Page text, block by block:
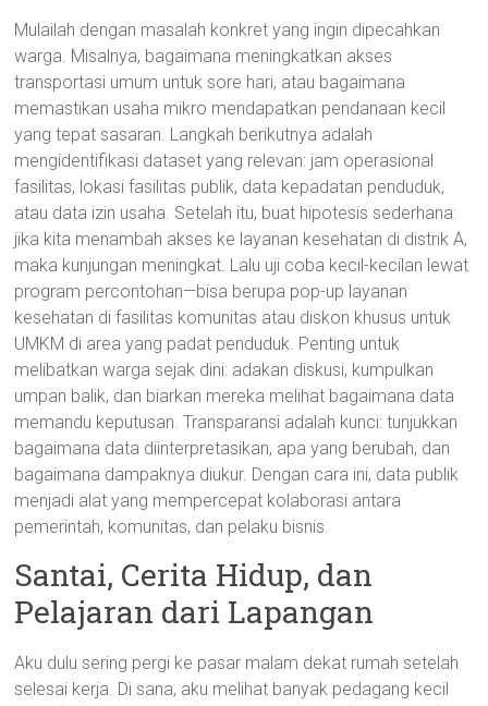
Mulailah dengan masalah konkret yang ingin dipecahkan
warga. Misalnya, bagaimana meningkatkan akses
transportasi umum untuk sore hari, atau bagaimana
memastikan usaha mikro mendapatkan pendanaan kecil
yang tepat sasaran. Langkah berikutnya adalah
mengidentifikasi dataset yang relevan: jam operasional
fasilitas, lokasi fasilitas publik, data kepadatan penduduk,
atau data izin usaha. Setelah itu, buat hipotesis sederhana:
jika kita menambah akses ke layanan kesehatan di distrik A,
maka kunjungan meningkat. Lalu uji coba kecil-kecilan lewat
program percontohan—bisa berupa pop-up layanan
kesehatan di fasilitas komunitas atau diskon khusus untuk
UMKM di area yang padat penduduk. Penting untuk
melibatkan warga sejak dini: adakan diskusi, kumpulkan
umpan balik, dan biarkan mereka melihat bagaimana data
memandu keputusan. Transparansi adalah kunci: tunjukkan
bagaimana data diinterpretasikan, apa yang berubah, dan
bagaimana dampaknya diukur. Dengan cara ini, data publik
menjadi alat yang mempercepat kolaborasi antara
pemerintah, komunitas, dan pelaku bisnis.
Santai, Cerita Hidup, dan
Pelajaran dari Lapangan
Aku dulu sering pergi ke pasar malam dekat rumah setelah
selesai kerja. Di sana, aku melihat banyak pedagang kecil